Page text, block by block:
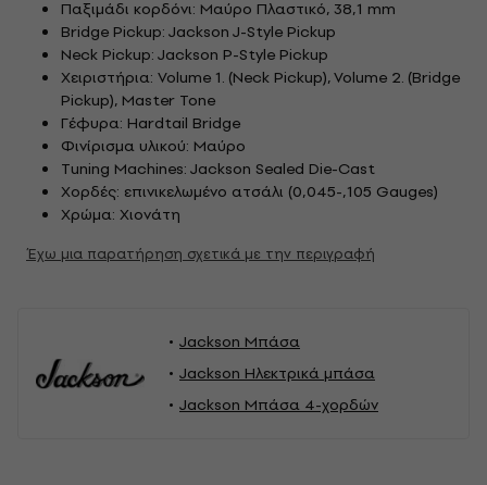
Παξιμάδι κορδόνι: Μαύρο Πλαστικό, 38,1 mm
Bridge Pickup: Jackson J-Style Pickup
Neck Pickup: Jackson P-Style Pickup
Χειριστήρια: Volume 1. (Neck Pickup), Volume 2. (Bridge
Pickup), Master Tone
Γέφυρα: Hardtail Bridge
Φινίρισμα υλικού: Μαύρο
Tuning Machines: Jackson Sealed Die-Cast
Χορδές: επινικελωμένο ατσάλι (0,045-,105 Gauges)
Χρώμα: Χιονάτη
Έχω μια παρατήρηση σχετικά με την περιγραφή
Jackson Μπάσα
Jackson Ηλεκτρικά μπάσα
Jackson Μπάσα 4-χορδών